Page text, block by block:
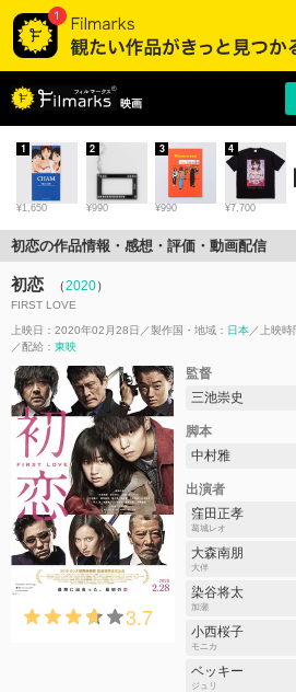
映画
¥1,650
1
¥990
2
¥990
3
¥7,700
4
初恋の作品情報・感想・評価・動画配信
初恋 （2020）
FIRST LOVE
上映日：2020年02月28日 製作国・地域： 日本 上映
配給： 東映
3.7
監督
三池崇史
脚本
中村雅
出演者
窪田正孝
葛城レオ
大森南朋
大伴
染谷将太
加瀬
小西桜子
モニカ
ベッキー
ジュリ